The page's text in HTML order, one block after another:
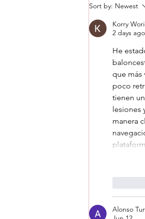
Sort by: Newest
Korry
2 days ago
He
que más
poco
tienen
lesiones
manera
Alonso